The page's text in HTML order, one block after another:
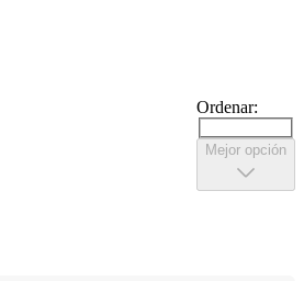
Ordenar:
Mejor opción